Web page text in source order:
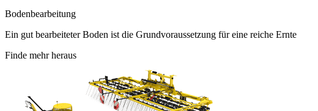
Bodenbearbeitung
Ein gut bearbeiteter Boden ist die Grundvoraussetzung für eine reiche Ernte
Finde mehr heraus